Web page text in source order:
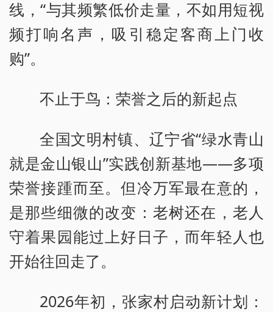
线，“与其频繁低价走量，不如用短视
频打响名声，吸引稳定客商上门收
购”。
不止于鸟：荣誉之后的新起点
全国文明村镇、辽宁省“绿水青山
就是金山银山”实践创新基地——多项
荣誉接踵而至。但冷万军最在意的，
是那些细微的改变：老树还在，老人
守着果园能过上好日子，而年轻人也
开始往回走了。
2026年初，张家村启动新计划：